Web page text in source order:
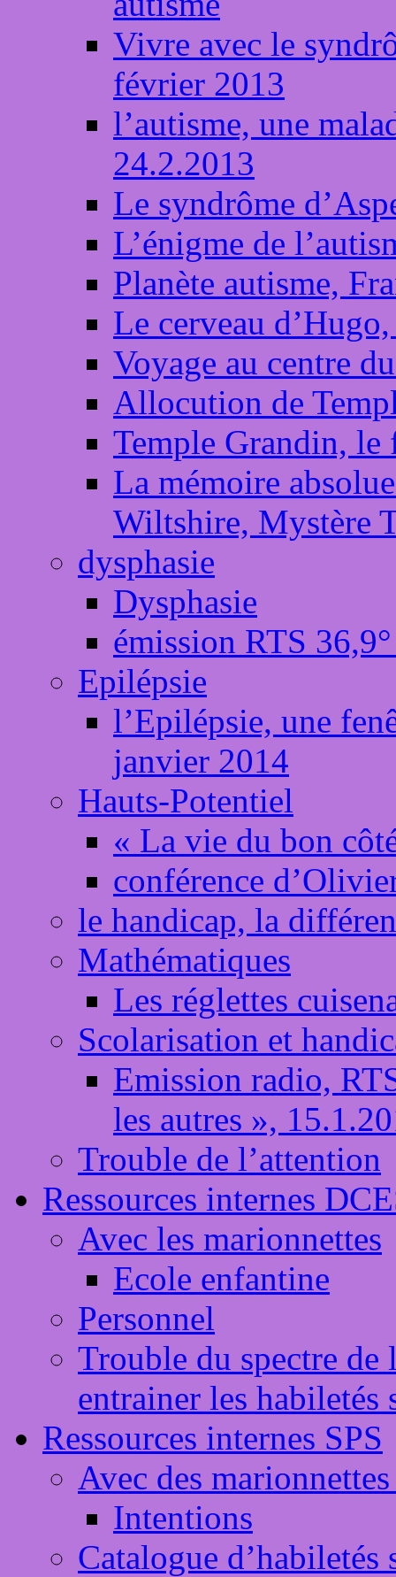
Vivre avec le
février 2013
l’autisme, une
24.2.2013
Le syndrôme
L’énigme de
Planète autisme,
Le cerveau
Voyage au centre
Allocution de
Temple Grandin,
La mémoire
Wiltshire, Mystère
dysphasie
Dysphasie
émission RTS
Epilépsie
l’Epilépsie, une
janvier 2014
Hauts-Potentiel
« La vie du bon
conférence
le handicap, la
Mathématiques
Les réglettes
Scolarisation et
Emission radio,
les autres »,
Trouble de l’attention
Ressources internes
Avec les marionnettes
Ecole enfantine
Personnel
Trouble du spectre de
entrainer les
Ressources internes SPS
Avec des
Intentions
Catalogue d’habiletés